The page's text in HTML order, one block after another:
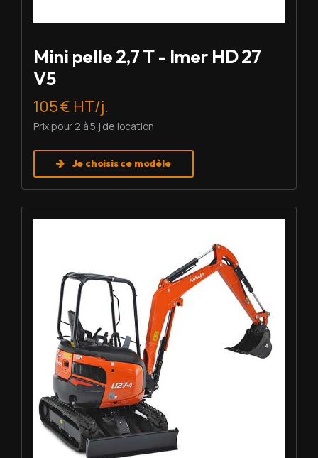
Mini pelle 2,7 T - Imer HD 27
V5
105 € HT/j.
Prix pour 2 à 5 j de location
Je choisis ce modèle
Louer Mini pelle 2,7 T - Kubota U27-4